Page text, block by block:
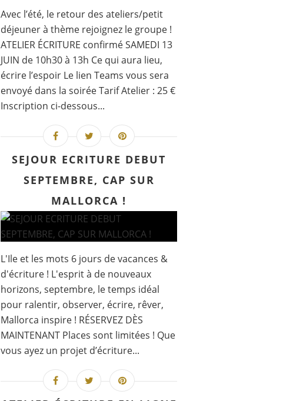
Avec l’été, le retour des ateliers/petit
déjeuner à thème rejoignez le groupe !
ATELIER ÉCRITURE confirmé SAMEDI 13
JUIN de 10h30 à 13h Ce qui aura lieu,
écrire l’espoir Le lien Teams vous sera
envoyé dans la soirée Tarif Atelier : 25 €
Inscription ci-dessous...
SEJOUR ECRITURE DEBUT
SEPTEMBRE, CAP SUR
MALLORCA !
L'Ile et les mots 6 jours de vacances &
d'écriture ! L'esprit à de nouveaux
horizons, septembre, le temps idéal
pour ralentir, observer, écrire, rêver,
Mallorca inspire ! RÉSERVEZ DÈS
MAINTENANT Places sont limitées ! Que
vous ayez un projet d’écriture...